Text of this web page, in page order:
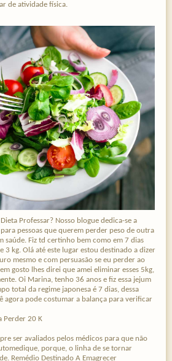
de atividade física.
Professar? Nosso blogue dedica-se a
pessoas que querem perder peso de outra
saúde. Fiz td certinho bem como em 7 dias
3 kg. Olá até este lugar estou destinado a dizer
mesmo e com persuasão se eu perder ao
gosto lhes direi que amei eliminar esses 5kg,
Oi Marina, tenho 36 anos e fiz essa jejum
total da regime japonesa é 7 dias, dessa
agora pode costumar a balança para verificar
Perder 20 K
ser avaliados pelos médicos para que não
porque, o linha de se tornar
Remédio Destinado A Emagrecer